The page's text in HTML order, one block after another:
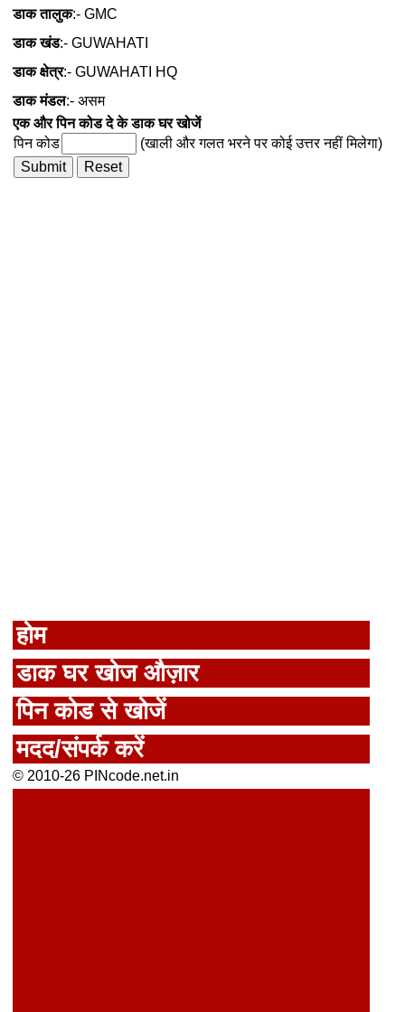
डाक तालुक:- GMC
डाक खंड:- GUWAHATI
डाक क्षेत्र:- GUWAHATI HQ
डाक मंडल:- असम
एक और पिन कोड दे के डाक घर खोजें
पिन कोड
(खाली और गलत भरने पर कोई उत्तर नहीं मिलेगा)
होम
डाक घर खोज औज़ार
पिन कोड से खोजें
मदद/संपर्क करें
© 2010-26 PINcode.net.in